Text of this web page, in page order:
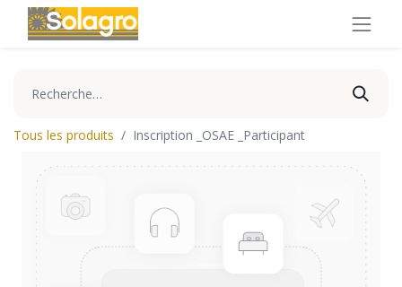
Tous les produits Inscription _OSAE _Participant